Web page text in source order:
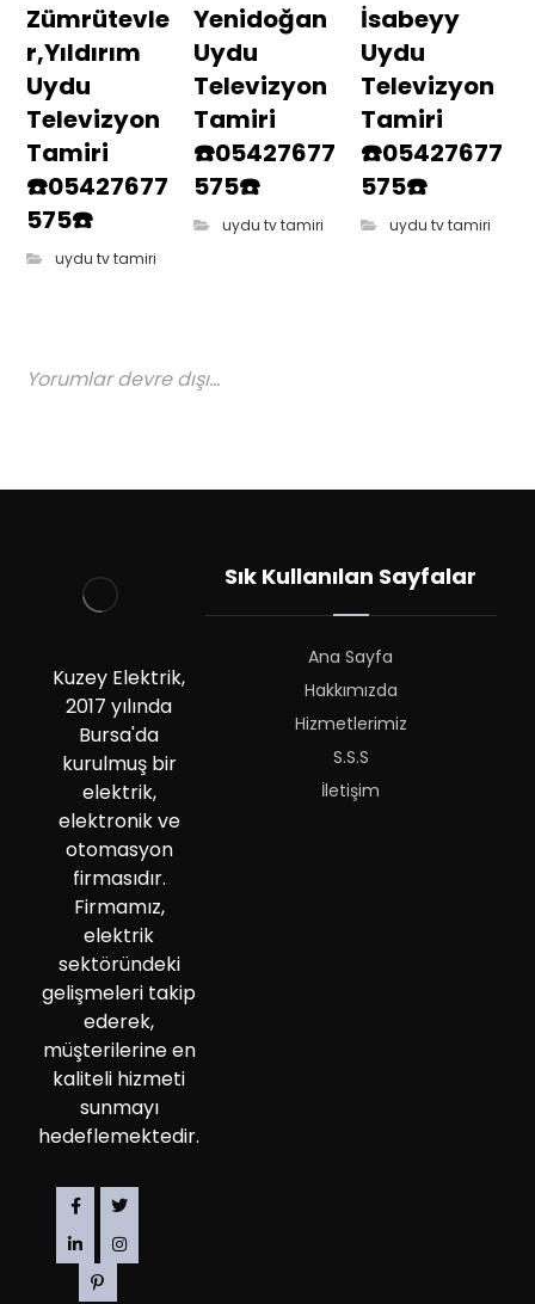
Zümrütevle
r,Yıldırım
Uydu
Televizyon
Tamiri
☎️05427677
575☎️
uydu tv tamiri
Yenidoğan
Uydu
Televizyon
Tamiri
☎️05427677
575☎️
uydu tv tamiri
İsabeyy
Uydu
Televizyon
Tamiri
☎️05427677
575☎️
uydu tv tamiri
Yorumlar devre dışı...
Kuzey Elektrik,
2017 yılında
Bursa'da
kurulmuş bir
elektrik,
elektronik ve
otomasyon
firmasıdır.
Firmamız,
elektrik
sektöründeki
gelişmeleri takip
ederek,
müşterilerine en
kaliteli hizmeti
sunmayı
hedeflemektedir.
Sık Kullanılan Sayfalar
Ana Sayfa
Hakkımızda
Hizmetlerimiz
S.S.S
İletişim